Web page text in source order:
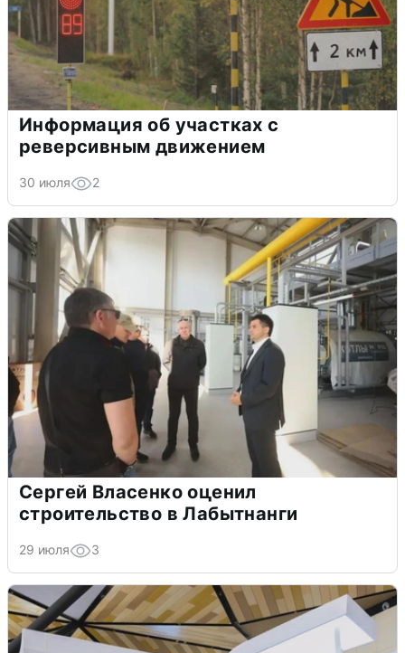
Информация об участках с
реверсивным движением
30 июля 2
Сергей Власенко оценил
строительство в Лабытнанги
29 июля 3